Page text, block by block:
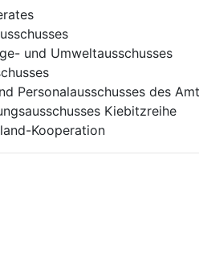
und Umweltausschusses
Personalausschusses des
Kiebitzreihe
Kooperation